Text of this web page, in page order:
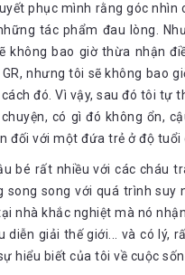
phục mình rằng góc
tác phẩm đau lòng.
không bao giờ thừa nhận
nhưng tôi sẽ không bao
đó. Vì vậy, sau đó tôi tự
có gì đó không ổn,
đối với một đứa trẻ ở độ tuổi
bé rất nhiều với các cháu
song song với quá trình suy
nhà khắc nghiệt mà nó
diễn giải thế giới... và có lý,
hiểu biết của tôi về cuộc